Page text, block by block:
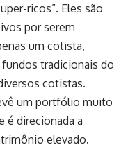
ricos”. Eles são
por serem
um cotista,
tradicionais do
cotistas.
um portfólio muito
é direcionada a
elevado.